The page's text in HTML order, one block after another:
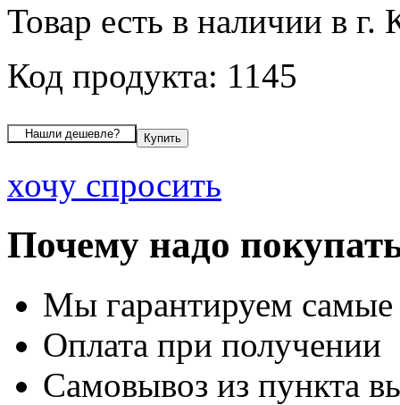
Товар есть в наличии в г.
Код продукта: 1145
хочу спросить
Почему надо
Мы гарантируем
Оплата при получении
Самовывоз из пункта